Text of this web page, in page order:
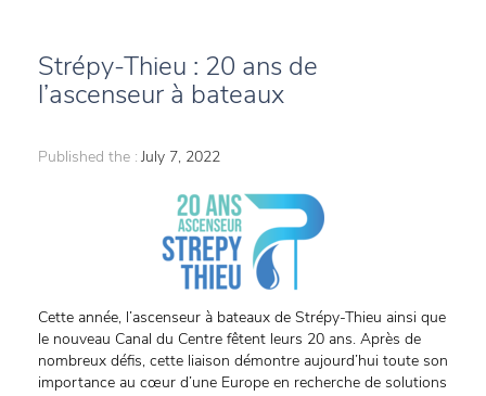
Strépy-Thieu : 20 ans de
l’ascenseur à bateaux
Published the : July 7, 2022
Cette année, l’ascenseur à bateaux de Strépy-Thieu ainsi que
le nouveau Canal du Centre fêtent leurs 20 ans. Après de
nombreux défis, cette liaison démontre aujourd’hui toute son
importance au cœur d’une Europe en recherche de solutions